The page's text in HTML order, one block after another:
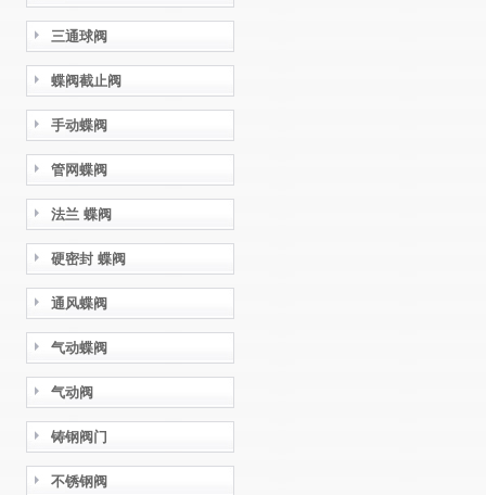
三通球阀
蝶阀截止阀
手动蝶阀
管网蝶阀
法兰 蝶阀
硬密封 蝶阀
通风蝶阀
气动蝶阀
气动阀
铸钢阀门
不锈钢阀